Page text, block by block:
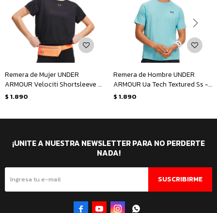
Remera de Mujer UNDER
ARMOUR Velociti Shortsleeve -
Negro
$ 1.890
Remera de Hombre UNDER
ARMOUR Ua Tech Textured Ss -
Verde - Violeta
$ 1.890
¡UNITE A NUESTRA NEWSLETTER PARA NO PERDERTE
NADA!
SUSCRIBIRME
   